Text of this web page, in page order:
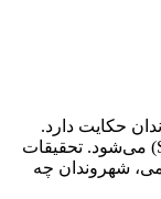
حکایت دارد.
کارشناسان حوزه سلامت معتقدند ترکیب «آلاینده‌های صنعتی محبوس شده» و «کوتاه شدن طول روز» در ساختار کاسه‌ای شکل اصفهان، منجر به تشدید نوعی اختلال عاطفی فصلی (SAD) می‌شود. تحقیقات
شهروندان چه